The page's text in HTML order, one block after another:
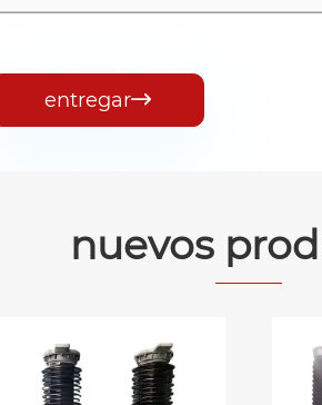
entregar
nuevos